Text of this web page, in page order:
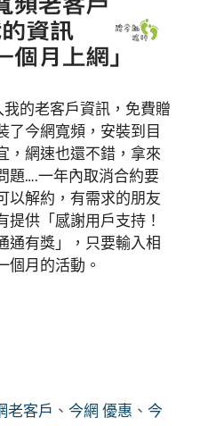
的老客戶資訊，免費贈
了今網寬頻，安裝到目
，網速也還不錯，拿來
題….一年內取消合約要
以解約，有需求的朋友
提供「感謝用戶支持！
通有獎」，只要輸入相
個月的活動。
老客戶 、今網 優惠 、今